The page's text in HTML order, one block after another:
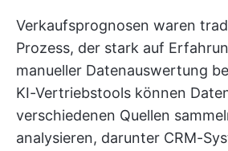
Verkaufsprognosen waren
Prozess, der stark auf
manueller Datenauswertung
KI-Vertriebstools können
verschiedenen Quellen
analysieren, darunter CRM-